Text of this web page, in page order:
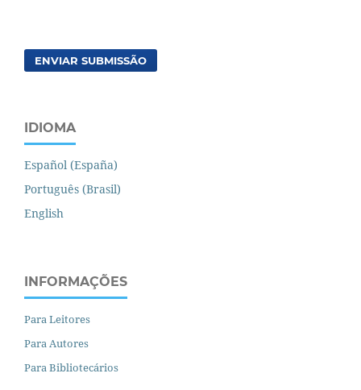
ENVIAR SUBMISSÃO
IDIOMA
Español (España)
Português (Brasil)
English
INFORMAÇÕES
Para Leitores
Para Autores
Para Bibliotecários